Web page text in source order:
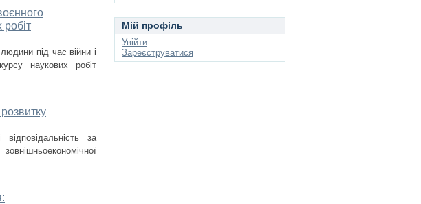
робіт
під час війни і
наукових робіт
за
Мій профіль
Увійти
Зареєструватися